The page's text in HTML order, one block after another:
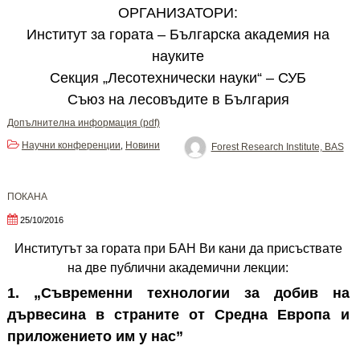
ОРГАНИЗАТОРИ:
Институт за гората – Българска академия на
науките
Секция „Лесотехнически науки“ – СУБ
Съюз на лесовъдите в България
Допълнителна информация (pdf)
Forest Research Institute, BAS
Научни конференции Новини
ПОКАНА
25/10/2016
Институтът за гората при БАН Ви кани да присъствате
на две публични академични лекции:
1. „Съвременни технологии за добив на
дървесина в страните от Средна Европа и
приложението им у нас”